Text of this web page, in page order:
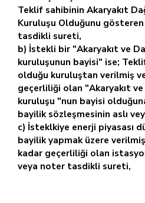
Teklif sahibinin Akaryakıt
Kuruluşu Olduğunu
tasdikli sureti,
b) İstekli bir "Akaryakıt ve
kuruluşunun bayisi" ise;
olduğu kuruluştan verilmiş
geçerliliği olan "Akaryakıt ve
kuruluşu "nun bayisi
bayilik sözleşmesinin aslı
c) İsteklkiye enerji piyasası
bayilik yapmak üzere
kadar geçerliliği olan
veya noter tasdikli sureti,